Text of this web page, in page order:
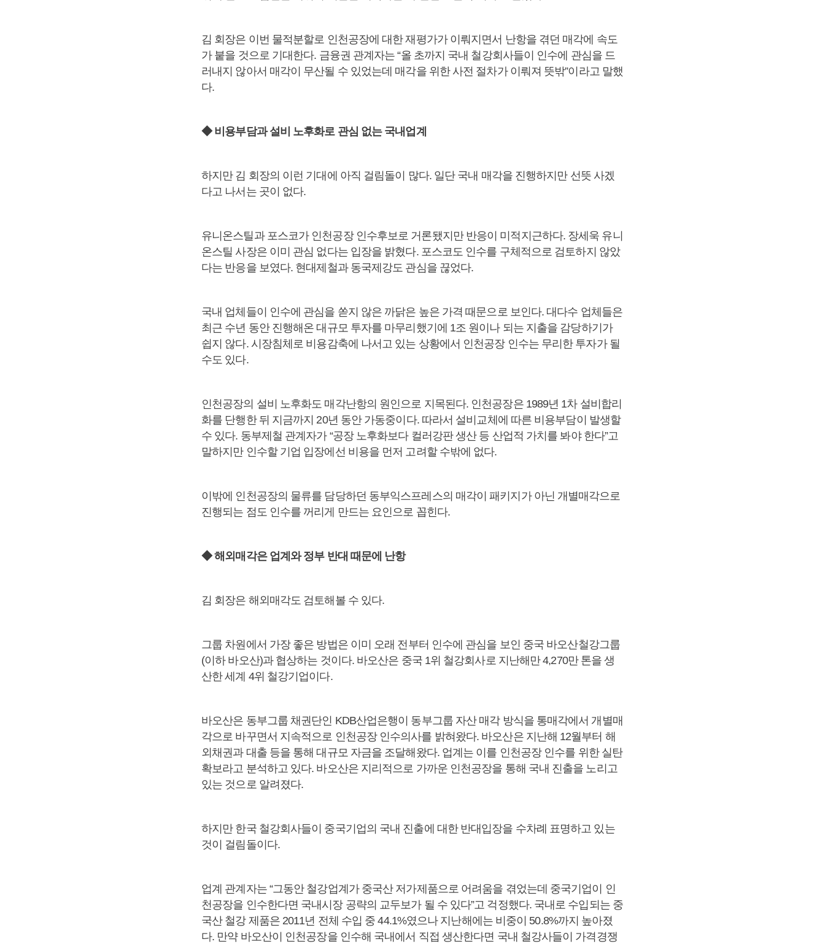
김 회장은 이번 물적분할로 인천공장에 대한 재평가가 이뤄지면서 난항을 겪던 매각에 속도
가 붙을 것으로 기대한다. 금융권 관계자는 “올 초까지 국내 철강회사들이 인수에 관심을 드
러내지 않아서 매각이 무산될 수 있었는데 매각을 위한 사전 절차가 이뤄져 뜻밖”이라고 말했
다.
◆ 비용부담과 설비 노후화로 관심 없는 국내업계
하지만 김 회장의 이런 기대에 아직 걸림돌이 많다. 일단 국내 매각을 진행하지만 선뜻 사겠
다고 나서는 곳이 없다.
유니온스틸과 포스코가 인천공장 인수후보로 거론됐지만 반응이 미적지근하다. 장세욱 유니
온스틸 사장은 이미 관심 없다는 입장을 밝혔다. 포스코도 인수를 구체적으로 검토하지 않았
다는 반응을 보였다. 현대제철과 동국제강도 관심을 끊었다.
국내 업체들이 인수에 관심을 쏟지 않은 까닭은 높은 가격 때문으로 보인다. 대다수 업체들은
최근 수년 동안 진행해온 대규모 투자를 마무리했기에 1조 원이나 되는 지출을 감당하기가
쉽지 않다. 시장침체로 비용감축에 나서고 있는 상황에서 인천공장 인수는 무리한 투자가 될
수도 있다.
인천공장의 설비 노후화도 매각난항의 원인으로 지목된다. 인천공장은 1989년 1차 설비합리
화를 단행한 뒤 지금까지 20년 동안 가동중이다. 따라서 설비교체에 따른 비용부담이 발생할
수 있다. 동부제철 관계자가 “공장 노후화보다 컬러강판 생산 등 산업적 가치를 봐야 한다”고
말하지만 인수할 기업 입장에선 비용을 먼저 고려할 수밖에 없다.
이밖에 인천공장의 물류를 담당하던 동부익스프레스의 매각이 패키지가 아닌 개별매각으로
진행되는 점도 인수를 꺼리게 만드는 요인으로 꼽힌다.
◆ 해외매각은 업계와 정부 반대 때문에 난항
김 회장은 해외매각도 검토해볼 수 있다.
그룹 차원에서 가장 좋은 방법은 이미 오래 전부터 인수에 관심을 보인 중국 바오산철강그룹
(이하 바오산)과 협상하는 것이다. 바오산은 중국 1위 철강회사로 지난해만 4,270만 톤을 생
산한 세계 4위 철강기업이다.
바오산은 동부그룹 채권단인 KDB산업은행이 동부그룹 자산 매각 방식을 통매각에서 개별매
각으로 바꾸면서 지속적으로 인천공장 인수의사를 밝혀왔다. 바오산은 지난해 12월부터 해
외채권과 대출 등을 통해 대규모 자금을 조달해왔다. 업계는 이를 인천공장 인수를 위한 실탄
확보라고 분석하고 있다. 바오산은 지리적으로 가까운 인천공장을 통해 국내 진출을 노리고
있는 것으로 알려졌다.
하지만 한국 철강회사들이 중국기업의 국내 진출에 대한 반대입장을 수차례 표명하고 있는
것이 걸림돌이다.
업계 관계자는 “그동안 철강업계가 중국산 저가제품으로 어려움을 겪었는데 중국기업이 인
천공장을 인수한다면 국내시장 공략의 교두보가 될 수 있다”고 걱정했다. 국내로 수입되는 중
국산 철강 제품은 2011년 전체 수입 중 44.1%였으나 지난해에는 비중이 50.8%까지 높아졌
다. 만약 바오산이 인천공장을 인수해 국내에서 직접 생산한다면 국내 철강사들이 가격경쟁